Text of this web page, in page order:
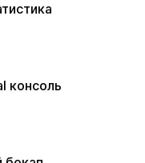
консоль